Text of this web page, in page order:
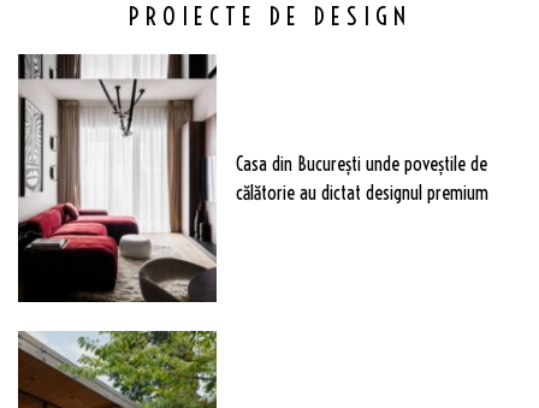
PROIECTE DE DESIGN
Casa din București unde poveștile de
călătorie au dictat designul premium